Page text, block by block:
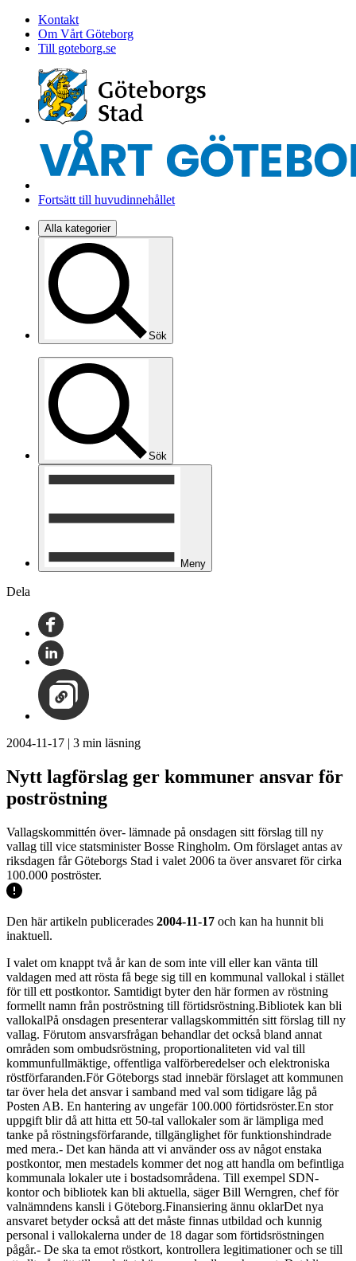
Kontakt
Om Vårt Göteborg
Till goteborg.se
Fortsätt till huvudinnehållet
Alla kategorier
Sök
Sök
Meny
Dela
2004-11-17 | 3 min läsning
Nytt lagförslag ger kommuner ansvar för
poströstning
Vallagskommittén över- lämnade på onsdagen sitt förslag till ny
vallag till vice statsminister Bosse Ringholm. Om förslaget antas av
riksdagen får Göteborgs Stad i valet 2006 ta över ansvaret för cirka
100.000 poströster.
Den här artikeln publicerades 2004-11-17 och kan ha hunnit bli
inaktuell.
I valet om knappt två år kan de som inte vill eller kan vänta till
valdagen med att rösta få bege sig till en kommunal vallokal i stället
för till ett postkontor. Samtidigt byter den här formen av röstning
formellt namn från poströstning till förtidsröstning.Bibliotek kan bli
vallokalPå onsdagen presenterar vallagskommittén sitt förslag till ny
vallag. Förutom ansvarsfrågan behandlar det också bland annat
områden som ombudsröstning, proportionaliteten vid val till
kommunfullmäktige, offentliga valförberedelser och elektroniska
röstförfaranden.För Göteborgs stad innebär förslaget att kommunen
tar över hela det ansvar i samband med val som tidigare låg på
Posten AB. En hantering av ungefär 100.000 förtidsröster.En stor
uppgift blir då att hitta ett 50-tal vallokaler som är lämpliga med
tanke på röstningsförfarande, tillgänglighet för funktionshindrade
med mera.- Det kan hända att vi använder oss av något enstaka
postkontor, men mestadels kommer det nog att handla om befintliga
kommunala lokaler ute i bostadsområdena. Till exempel SDN-
kontor och bibliotek kan bli aktuella, säger Bill Werngren, chef för
valnämndens kansli i Göteborg.Finansiering ännu oklarDet nya
ansvaret betyder också att det måste finnas utbildad och kunnig
personal i vallokalerna under de 18 dagar som förtidsröstningen
pågår.- De ska ta emot röstkort, kontrollera legitimationer och se till